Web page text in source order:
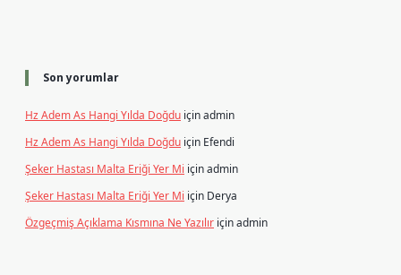
Son yorumlar
Hz Adem As Hangi Yılda Doğdu içinadmin
Hz Adem As Hangi Yılda Doğdu için Efendi
Şeker Hastası Malta Eriği Yer Mi içinadmin
Şeker Hastası Malta Eriği Yer Mi için Derya
Özgeçmiş Açıklama Kısmına Ne Yazılır içinadmin